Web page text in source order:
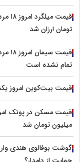
تومان ارزان شد
تمام نشده است
قیمت بیت‌کوین امروز یکشنبه ۱۸
میلیون تومان شد
گوشت بوفالوی هندی وارد